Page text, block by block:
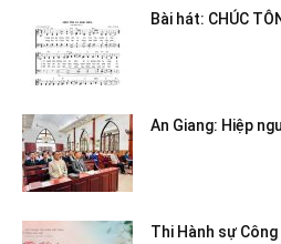
Bài hát: CHÚC
An Giang: Hiệp
Thi Hành sự